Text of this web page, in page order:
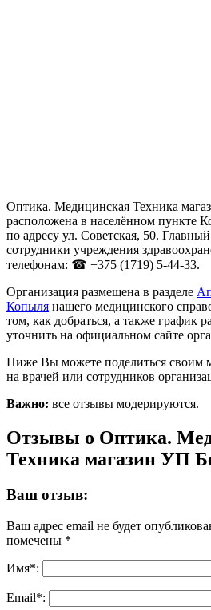
Оптика. Медицинская Техника
расположена в населённом пункте
по адресу ул. Советская, 50.
сотрудники учреждения
телефонам: ☎ +375 (1719) 5-44-33.
Организация размещена в разделе
Копыля нашего медицинского
том, как добраться, а также график
уточнить на официальном сайте
Ниже Вы можете поделиться своим
на врачей или сотрудников
Важно: все отзывы модерируются.
Отзывы о Оптика.
Техника магазин УП
Ваш отзыв:
Ваш адрес email не будет
помечены *
Имя*:
Email*: